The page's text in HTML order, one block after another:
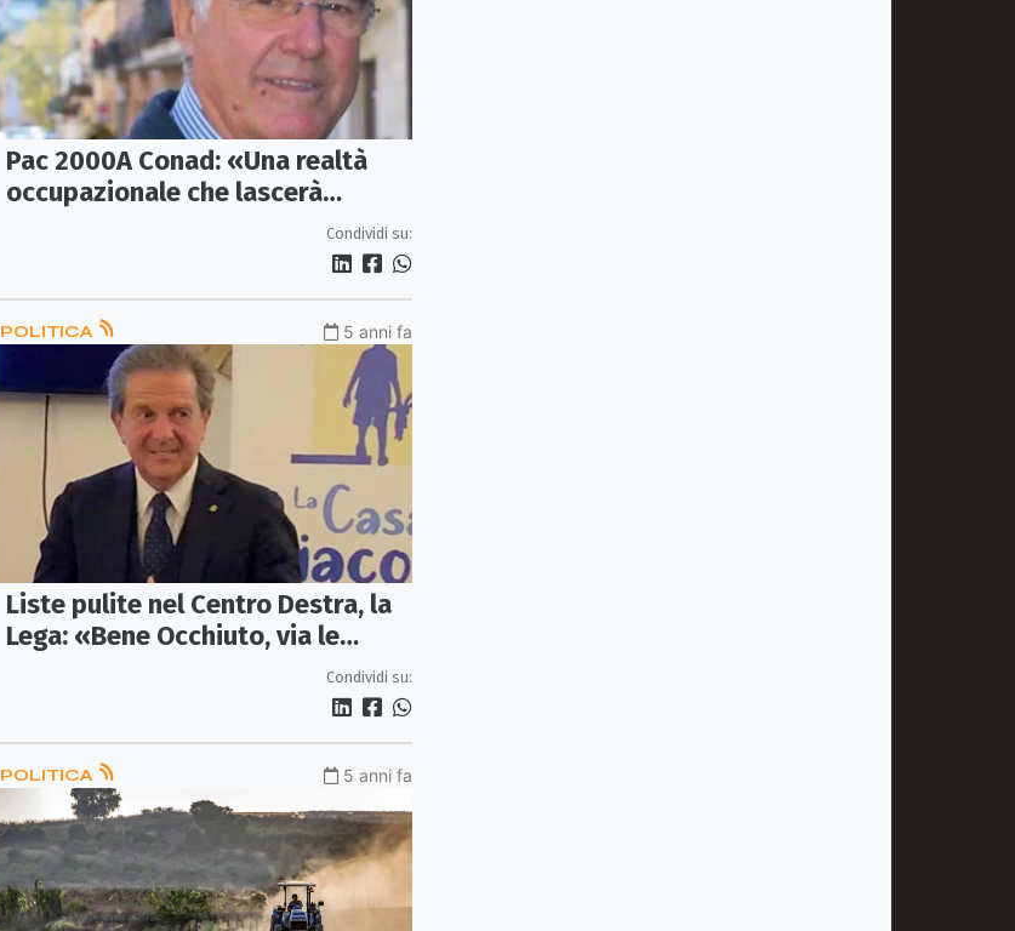
Pac 2000A Conad: «Una realtà
occupazionale che lascerà
Condividi su:
POLITICA 5 anni fa
Liste pulite nel Centro Destra, la
Lega: «Bene Occhiuto, via le
lobby di potere e criminali dalla
Condividi su:
POLITICA 5 anni fa